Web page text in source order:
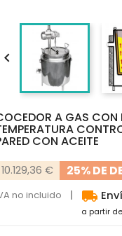
A GAS CON
CON ACEITE
10.129,36 € 25% DE
no incluido local_shipping
a partir